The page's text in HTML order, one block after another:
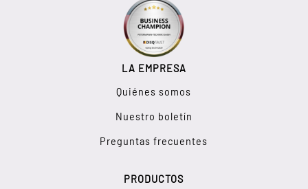
LA EMPRESA
Quiénes somos
Nuestro boletín
Preguntas frecuentes
PRODUCTOS